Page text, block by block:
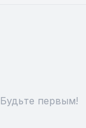
первым!